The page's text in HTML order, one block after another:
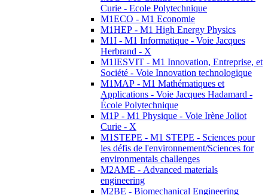
Curie - Ecole Polytechnique
M1ECO - M1 Economie
M1HEP - M1 High Energy Physics
M1I - M1 Informatique - Voie Jacques
Herbrand - X
M1IESVIT - M1 Innovation, Entreprise, et
Société - Voie Innovation technologique
M1MAP - M1 Mathématiques et
Applications - Voie Jacques Hadamard -
École Polytechnique
M1P - M1 Physique - Voie Irène Joliot
Curie - X
M1STEPE - M1 STEPE - Sciences pour
les défis de l'environnement/Sciences for
environmentals challenges
M2AME - Advanced materials
engineering
M2BE - Biomechanical Engineering